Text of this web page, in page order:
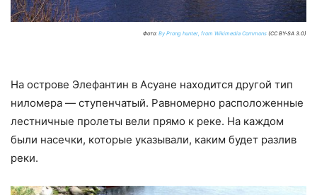
Фото: By Prong hunter, from Wikimedia Commons (CC BY-SA 3.0)
На острове Элефантин в Асуане находится другой тип
ниломера — ступенчатый. Равномерно расположенные
лестничные пролеты вели прямо к реке. На каждом
были насечки, которые указывали, каким будет разлив
реки.